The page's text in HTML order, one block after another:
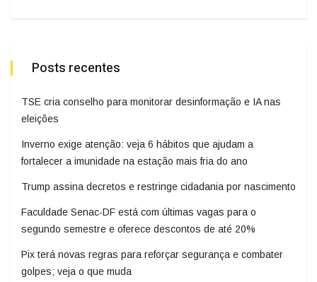
Posts recentes
TSE cria conselho para monitorar desinformação e IA nas
eleições
Inverno exige atenção: veja 6 hábitos que ajudam a
fortalecer a imunidade na estação mais fria do ano
Trump assina decretos e restringe cidadania por nascimento
Faculdade Senac-DF está com últimas vagas para o
segundo semestre e oferece descontos de até 20%
Pix terá novas regras para reforçar segurança e combater
golpes; veja o que muda